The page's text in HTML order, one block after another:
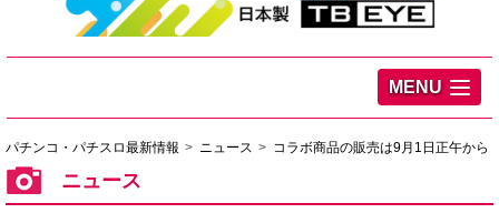
MENU
パチンコ・パチスロ最新情報 ニュース コラボ商品の販売は9月1日正午から
ニュース